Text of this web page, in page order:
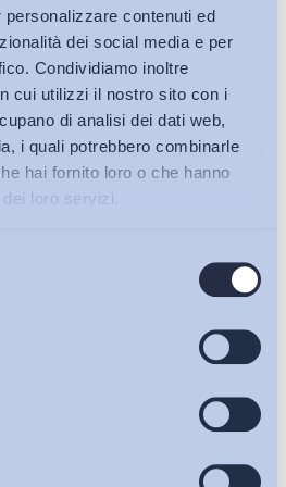
contenuti ed
dei social media e per
Condividiamo inoltre
cui utilizzi il nostro sito con i
di analisi dei dati web,
i quali potrebbero combinarle
hai fornito loro o che hanno
loro servizi.
artificiale sulla gestione dei
e sicurezza: i risultati di un
Salute e sicurezza
in un mondo
Salute e sicurezza